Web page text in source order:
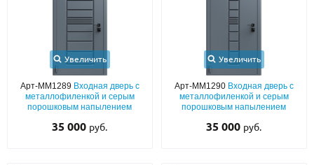
Увеличить
Арт-ММ1289 Входная дверь с
металлофиленкой и серым
порошковым напылением
35 000 руб.
Увеличить
Арт-ММ1290 Входная дверь с
металлофиленкой и серым
порошковым напылением
35 000 руб.